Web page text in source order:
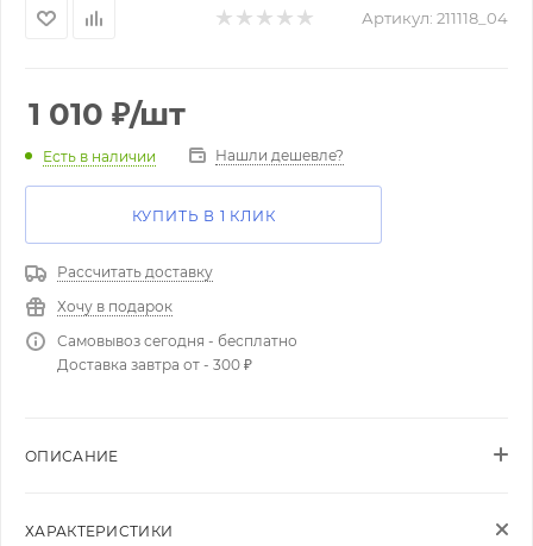
Артикул: 211118_04
1 010 ₽/шт
Есть в наличии Нашли дешевле?
КУПИТЬ В 1 КЛИК
Рассчитать доставку
Хочу в подарок
Самовывоз сегодня - бесплатно
Доставка завтра от - 300 ₽
ОПИСАНИЕ
ХАРАКТЕРИСТИКИ